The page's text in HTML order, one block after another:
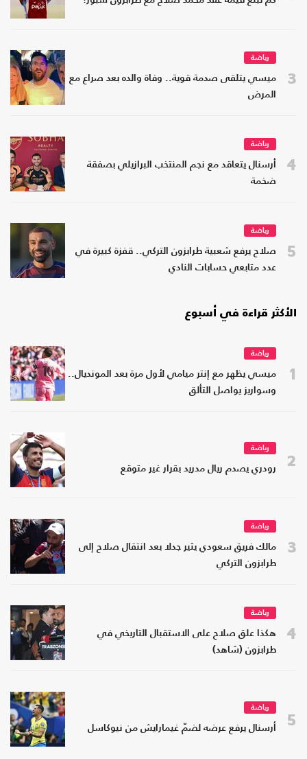
3
رياضة
ميسي يتلقى صدمة قوية.. وفاة والده بعد صراع مع
المرض
4
رياضة
أرسنال يتعاقد مع نجم المنتخب البرازيلي بصفقة
ضخمة
5
رياضة
صلاح يرفع شعبية طرابزون التركي.. قفزة كبيرة في
عدد متابعي حسابات النادي
الأكثر قراءة في أسبوع
1
رياضة
ميسي يظهر مع إنتر ميامي لأول مرة بعد المونديال..
وسواريز يواصل التألق
2
رياضة
رودري يصدم ريال مدريد بقرار غير متوقع
3
رياضة
مالك فريق سعودي يثير جدلا بعد انتقال صلاح إلى
طرابزون التركي
4
رياضة
هكذا علق صلاح على الاستقبال التاريخي في
طرابزون (شاهد)
5
رياضة
أرسنال يرفع عرضه لضمّ غيمارايش من نيوكاسل